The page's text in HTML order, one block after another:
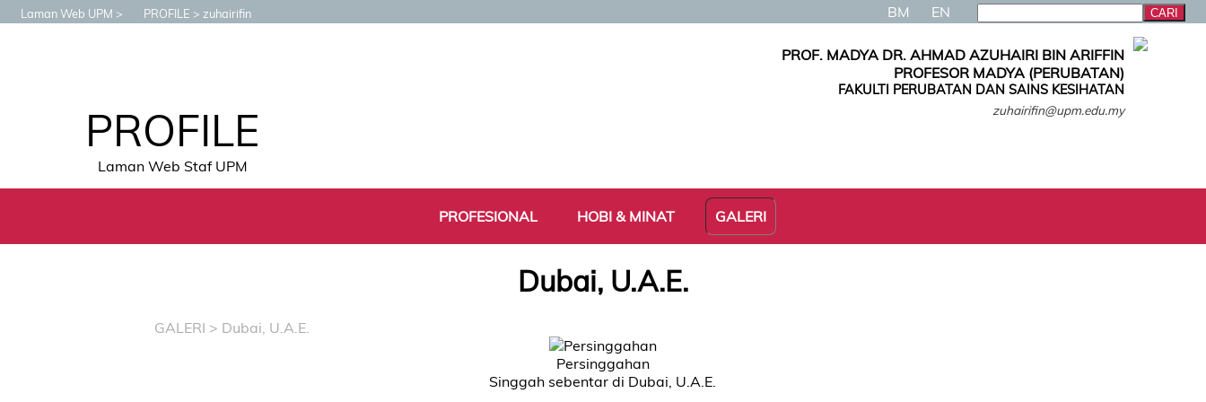
Laman Web UPM PROFILE zuhairifin BM EN
PROFILE
Laman Web Staf UPM
PROF. MADYA DR. AHMAD AZUHAIRI BIN ARIFFIN
PROFESOR MADYA (PERUBATAN)
FAKULTI PERUBATAN DAN SAINS KESIHATAN
zuhairifin@upm.edu.my
PROFESIONAL HOBI & MINAT GALERI
Dubai, U.A.E.
GALERI > Dubai, U.A.E.
Persinggahan
Singgah sebentar di Dubai, U.A.E.